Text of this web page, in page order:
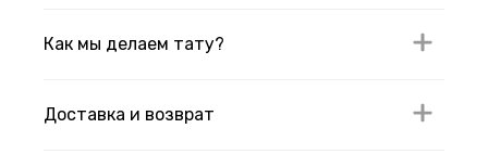
Как мы делаем тату?
Доставка и возврат